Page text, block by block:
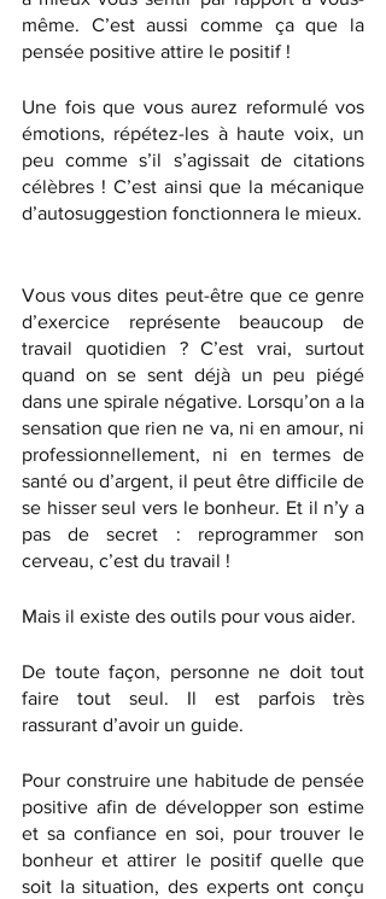
même. C’est aussi comme ça que la
pensée positive attire le positif !
Une fois que vous aurez reformulé vos
émotions, répétez-les à haute voix, un
peu comme s’il s’agissait de citations
célèbres ! C’est ainsi que la mécanique
d’autosuggestion fonctionnera le mieux.
Vous vous dites peut-être que ce genre
d’exercice représente beaucoup de
travail quotidien ? C’est vrai, surtout
quand on se sent déjà un peu piégé
dans une spirale négative. Lorsqu’on a la
sensation que rien ne va, ni en amour, ni
professionnellement, ni en termes de
santé ou d’argent, il peut être difficile de
se hisser seul vers le bonheur. Et il n’y a
pas de secret : reprogrammer son
cerveau, c’est du travail !
Mais il existe des outils pour vous aider.
De toute façon, personne ne doit tout
faire tout seul. Il est parfois très
rassurant d’avoir un guide.
Pour construire une habitude de pensée
positive afin de développer son estime
et sa confiance en soi, pour trouver le
bonheur et attirer le positif quelle que
soit la situation, des experts ont conçu